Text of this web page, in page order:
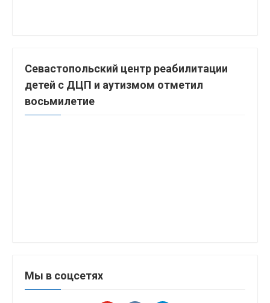
Севастопольский центр реабилитации
детей с ДЦП и аутизмом отметил
восьмилетие
Мы в соцсетях